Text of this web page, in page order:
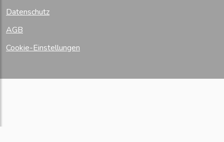
Datenschutz
AGB
Cookie-Einstellungen